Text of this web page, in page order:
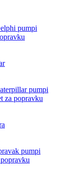
pumpi
pumpi
za popravku
pumpi